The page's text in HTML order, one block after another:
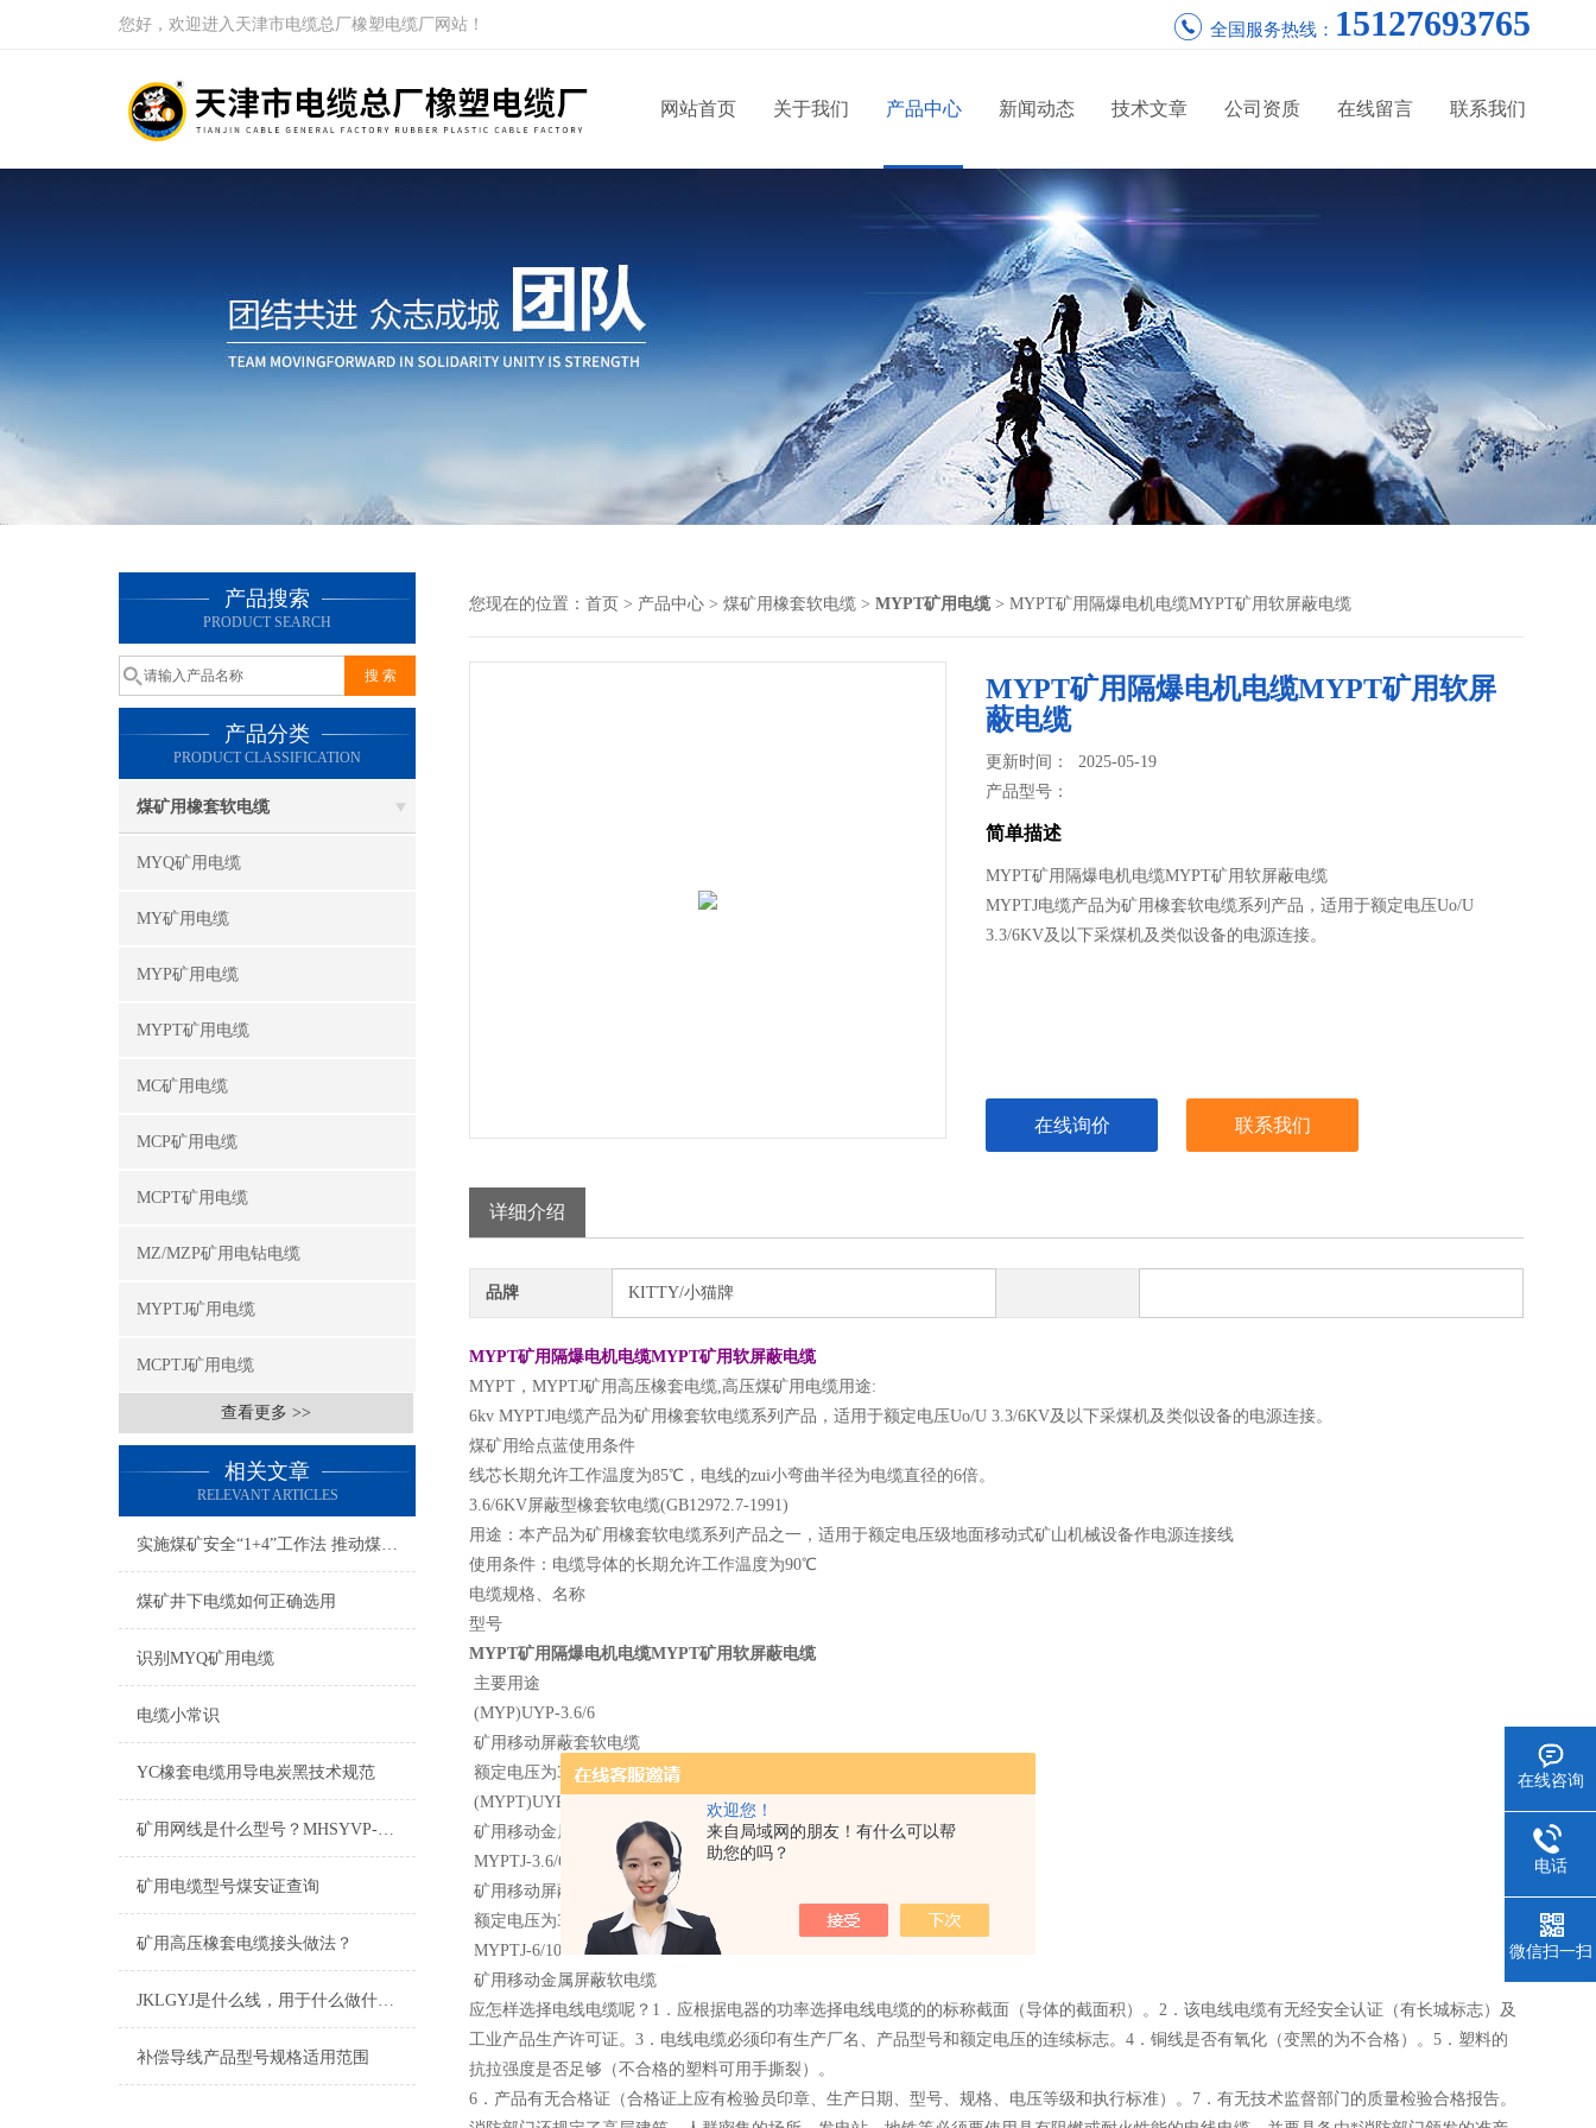
欢迎您！
来自局域网的朋友！有什么可以帮
助您的吗？
您好，欢迎进入天津市电缆总厂橡塑电缆厂网站！ 全国服务热线： 15127693765
网站首页 关于我们 产品中心 新闻动态 技术文章 公司资质 在线留言 联系我们
产品搜索
PRODUCT SEARCH
产品分类
PRODUCT CLASSIFICATION
煤矿用橡套软电缆
MYQ矿用电缆
MY矿用电缆
MYP矿用电缆
MYPT矿用电缆
MC矿用电缆
MCP矿用电缆
MCPT矿用电缆
MZ/MZP矿用电钻电缆
MYPTJ矿用电缆
MCPTJ矿用电缆
查看更多 >>
相关文章
RELEVANT ARTICLES
实施煤矿安全“1+4”工作法 推动煤矿安全发展
煤矿井下电缆如何正确选用
识别MYQ矿用电缆
电缆小常识
YC橡套电缆用导电炭黑技术规范
矿用网线是什么型号？MHSYVP-5矿用网线型号
矿用电缆型号煤安证查询
矿用高压橡套电缆接头做法？
JKLGYJ是什么线，用于什么做什么的
补偿导线产品型号规格适用范围
您现在的位置： 首页 > 产品中心 > 煤矿用橡套软电缆 > MYPT矿用电缆> MYPT矿用隔爆电机电缆MYPT矿用软屏蔽电缆
MYPT矿用隔爆电机电缆MYPT矿用软屏
蔽电缆
更新时间： 2025-05-19
产品型号：
简单描述
MYPT矿用隔爆电机电缆MYPT矿用软屏蔽电缆
MYPTJ电缆产品为矿用橡套软电缆系列产品，适用于额定电压Uo/U
3.3/6KV及以下采煤机及类似设备的电源连接。
在线询价 联系我们
详细介绍
品牌 KITTY/小猫牌
MYPT矿用隔爆电机电缆MYPT矿用软屏蔽电缆
MYPT，MYPTJ矿用高压橡套电缆,高压煤矿用电缆用途:
6kv MYPTJ电缆产品为矿用橡套软电缆系列产品，适用于额定电压Uo/U 3.3/6KV及以下采煤机及类似设备的电源连接。
煤矿用给点蓝使用条件
线芯长期允许工作温度为85℃，电线的zui小弯曲半径为电缆直径的6倍。
3.6/6KV屏蔽型橡套软电缆(GB12972.7-1991)
用途：本产品为矿用橡套软电缆系列产品之一，适用于额定电压级地面移动式矿山机械设备作电源连接线
使用条件：电缆导体的长期允许工作温度为90℃
电缆规格、名称
型号
MYPT矿用隔爆电机电缆MYPT矿用软屏蔽电缆
主要用途
(MYP)UYP-3.6/6
矿用移动屏蔽套软电缆
额定电压为3.6/6KV移动式地面矿同机械电源的连接,环境温度下限为-20℃
(MYPT)UYPT-3.6/6
矿用移动金属屏蔽橡套软电缆
MYPTJ-3.6/6
矿用移动屏蔽监视软电缆
额定电压为3.6/6KV采煤机电缆动力电缆，用于电源的连接
MYPTJ-6/10
矿用移动金属屏蔽软电缆
应怎样选择电线电缆呢？1．应根据电器的功率选择电线电缆的的标称截面（导体的截面积）。2．该电线电缆有无经安全认证（有长城标志）及
工业产品生产许可证。3．电线电缆必须印有生产厂名、产品型号和额定电压的连续标志。4．铜线是否有氧化（变黑的为不合格）。5．塑料的
抗拉强度是否足够（不合格的塑料可用手撕裂）。
6．产品有无合格证（合格证上应有检验员印章、生产日期、型号、规格、电压等级和执行标准）。7．有无技术监督部门的质量检验合格报告。
在线咨询
电话
微信扫一扫